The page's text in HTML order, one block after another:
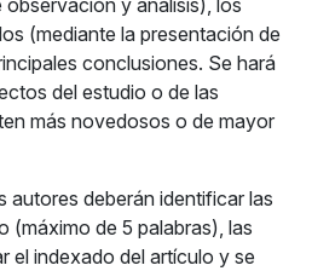
y análisis), los
(mediante la presentación de
conclusiones. Se hará
del estudio o de las
más novedosos o de mayor
autores deberán identificar las
(máximo de 5 palabras), las
el indexado del artículo y se